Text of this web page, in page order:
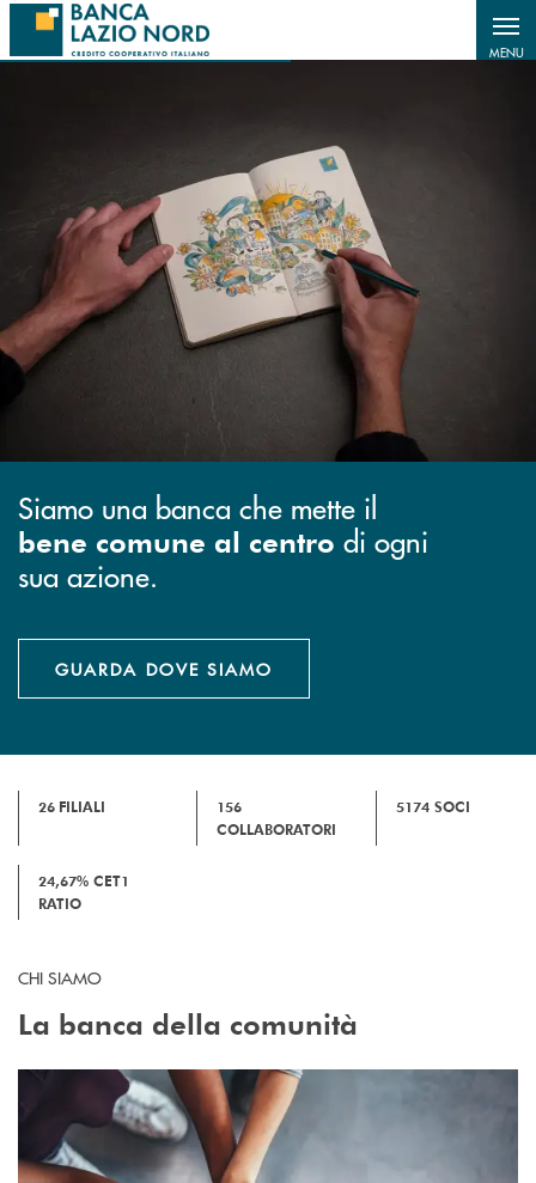
Salta al contenuto principale
MENU
Siamo una banca che mette il
bene comune al centro di ogni
sua azione.
GUARDA DOVE SIAMO
26 FILIALI
156
COLLABORATORI
5174 SOCI
24,67% CET1
RATIO
CHI SIAMO
La banca della comunità